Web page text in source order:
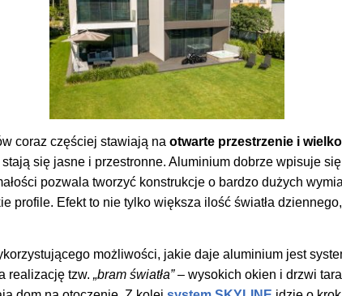
coraz częściej stawiają na otwarte przestrzenie i
się jasne i przestronne. Aluminium dobrze wpisuje
pozwala tworzyć konstrukcje o bardzo dużych
profile. Efekt to nie tylko większa ilość światła
możliwości, jakie daje aluminium jest
realizację tzw. „bram światła”– wysokich okien i drzwi